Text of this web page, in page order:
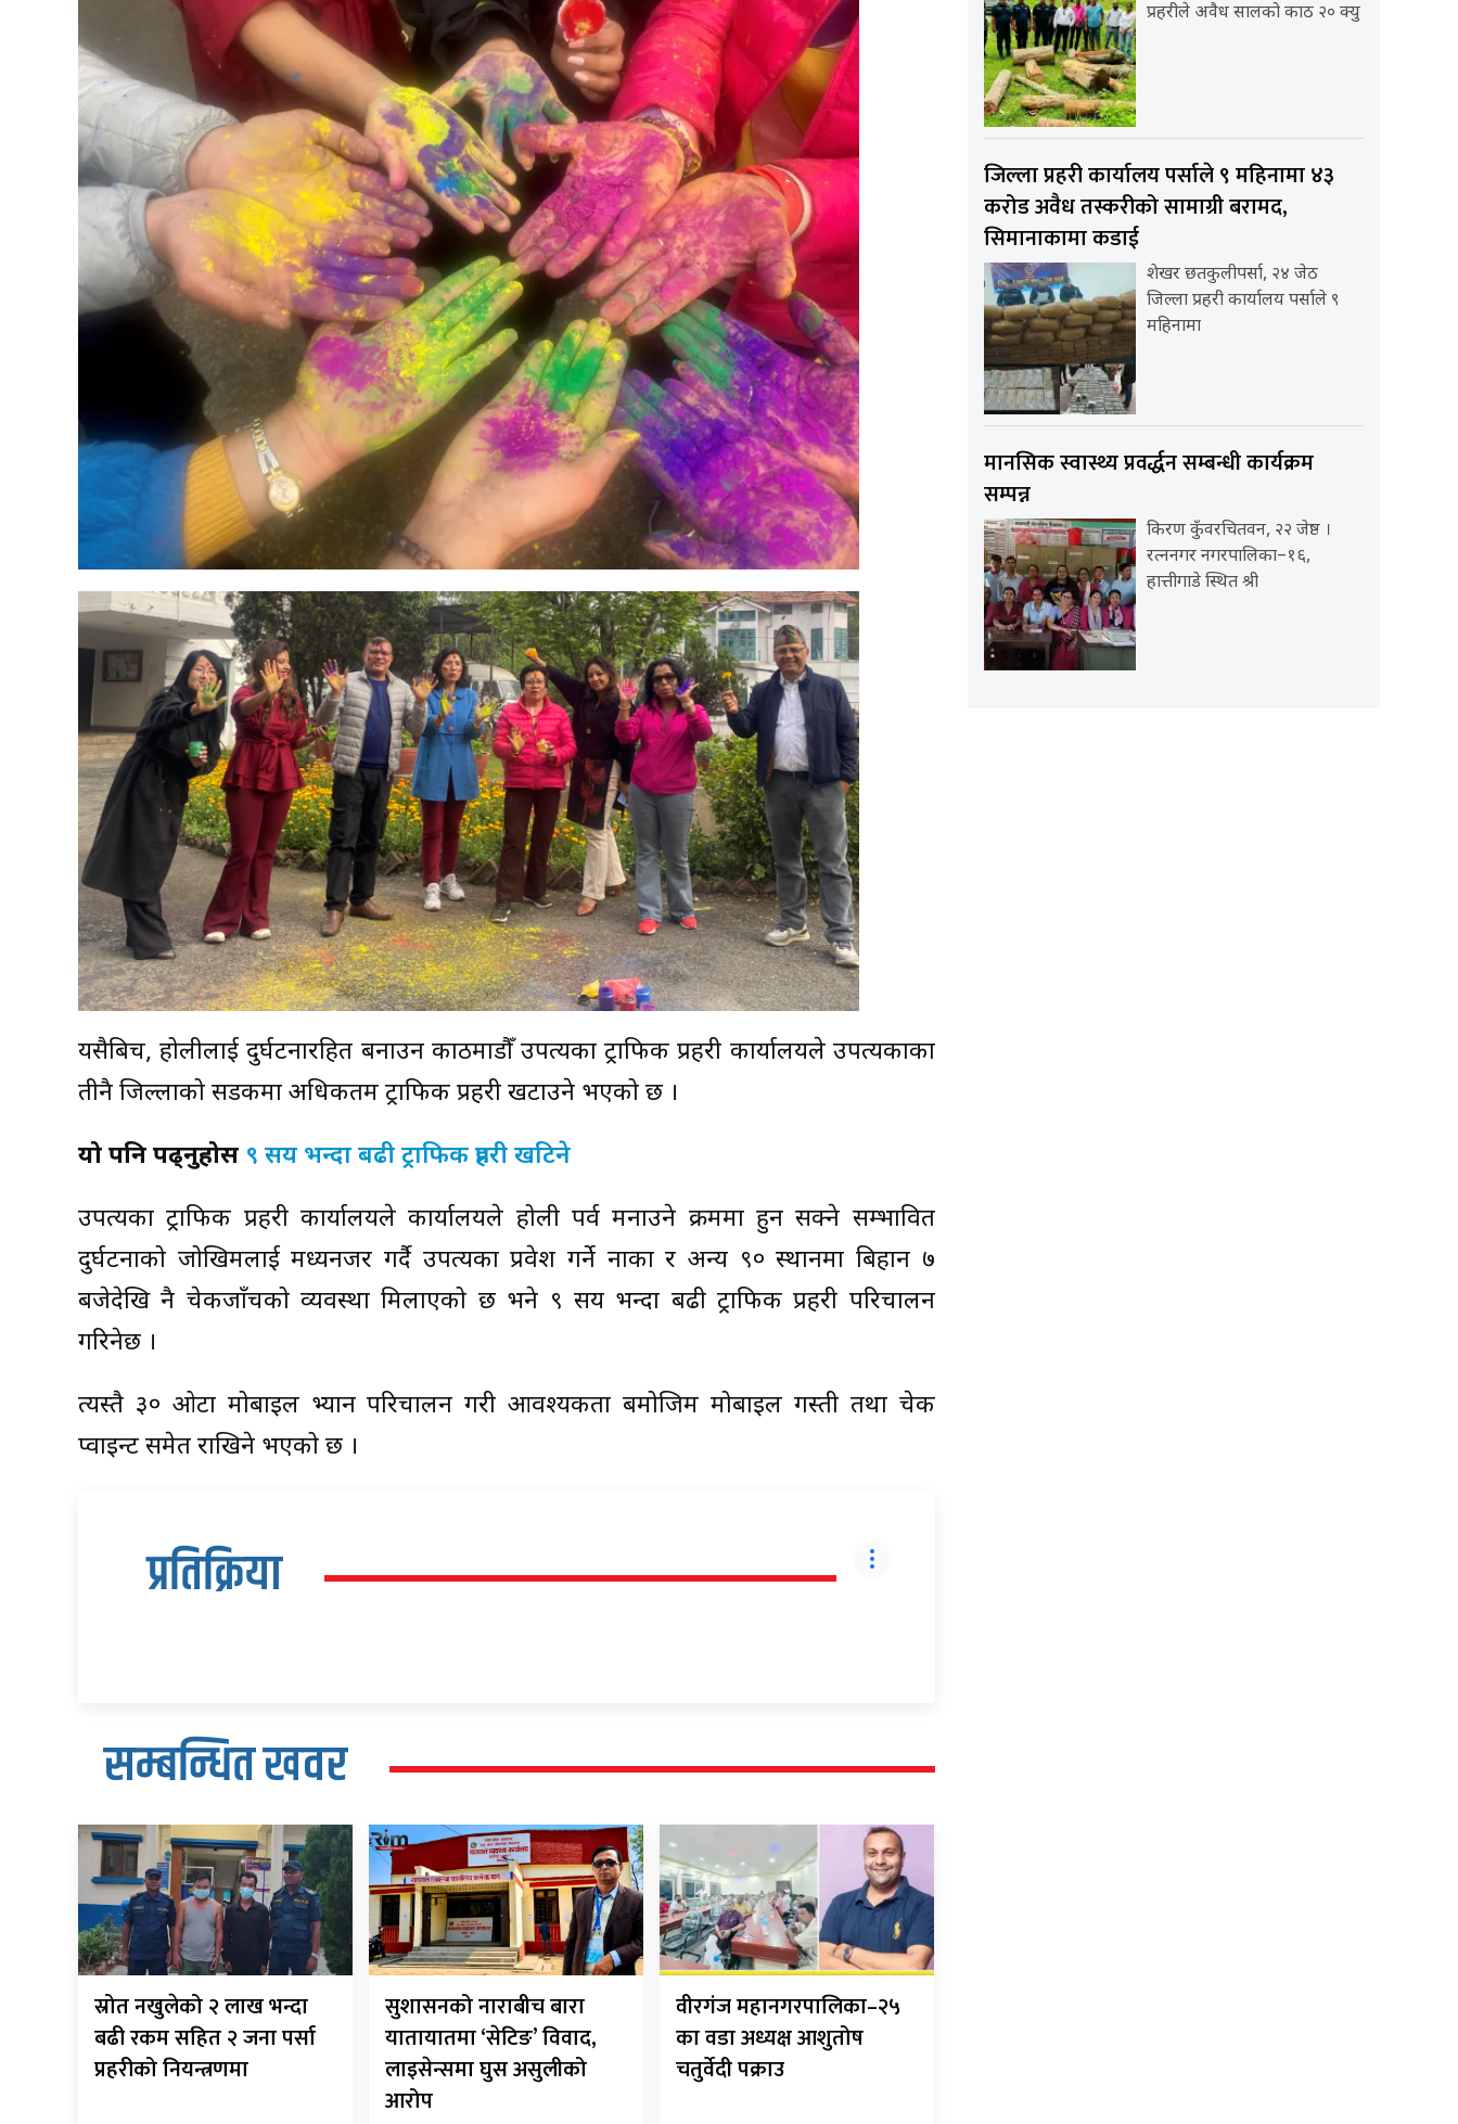
यसैबिच, होलीलाई दुर्घटनारहित बनाउन काठमाडौँ उपत्यका ट्राफिक प्रहरी कार्यालयले उपत्यकाका
तीनै जिल्लाको सडकमा अधिकतम ट्राफिक प्रहरी खटाउने भएको छ ।
यो पनि पढ्नुहोस ९ सय भन्दा बढी ट्राफिक प्रहरी खटिने
उपत्यका ट्राफिक प्रहरी कार्यालयले कार्यालयले होली पर्व मनाउने क्रममा हुन सक्ने सम्भावित
दुर्घटनाको जोखिमलाई मध्यनजर गर्दै उपत्यका प्रवेश गर्ने नाका र अन्य ९० स्थानमा बिहान ७
बजेदेखि नै चेकजाँचको व्यवस्था मिलाएको छ भने ९ सय भन्दा बढी ट्राफिक प्रहरी परिचालन
गरिनेछ ।
त्यस्तै ३० ओटा मोबाइल भ्यान परिचालन गरी आवश्यकता बमोजिम मोबाइल गस्ती तथा चेक
प्वाइन्ट समेत राखिने भएको छ ।
प्रतिक्रिया
सम्बन्धित खवर
स्रोत नखुलेको २ लाख भन्दा
बढी रकम सहित २ जना पर्सा
प्रहरीको नियन्त्रणमा
सुशासनको नाराबीच बारा
यातायातमा ‘सेटिङ’ विवाद,
लाइसेन्समा घुस असुलीको
आरोप
वीरगंज महानगरपालिका–२५
का वडा अध्यक्ष आशुतोष
चतुर्वेदी पक्राउ
प्रहरीले अवैध सालको काठ २० क्यु
जिल्ला प्रहरी कार्यालय पर्साले ९ महिनामा ४३
करोड अवैध तस्करीको सामाग्री बरामद,
सिमानाकामा कडाई
शेखर छतकुलीपर्सा, २४ जेठ
जिल्ला प्रहरी कार्यालय पर्साले ९
महिनामा
मानसिक स्वास्थ्य प्रवर्द्धन सम्बन्धी कार्यक्रम
सम्पन्न
किरण कुँवरचितवन, २२ जेष्ठ ।
रत्ननगर नगरपालिका–१६,
हात्तीगाडे स्थित श्री